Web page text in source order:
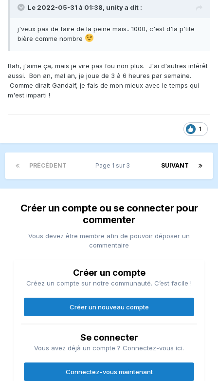
Le 2022-05-31 à 01:38, unitya dit :
j'veux pas de faire de la peine mais.. 1000, c'est d'la p'tite
bière comme nombre
Bah, j'aime ça, mais je vire pas fou non plus. J'ai d'autres intérêt
aussi. Bon an, mal an, je joue de 3 à 6 heures par semaine.
Comme dirait Gandalf, je fais de mon mieux avec le temps qui
m'est imparti !
1
PRÉCÉDENT SUIVANT
Page 1 sur 3
Créer un compte ou se connecter pour
commenter
Vous devez être membre afin de pouvoir déposer un
commentaire
Créer un compte
Créez un compte sur notre communauté. C’est facile !
Créer un nouveau compte
Se connecter
Vous avez déjà un compte ? Connectez-vous ici.
Connectez-vous maintenant